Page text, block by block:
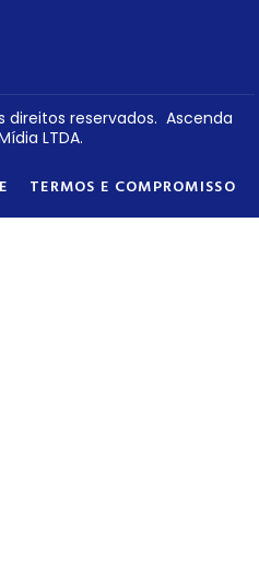
direitos reservados. Ascenda
LTDA.
TERMOS E COMPROMISSO